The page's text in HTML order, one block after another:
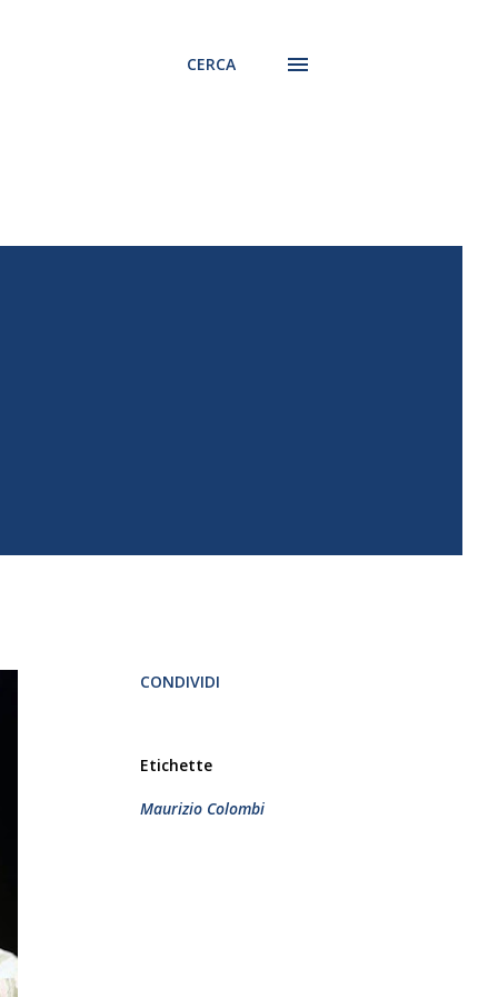
CERCA
CONDIVIDI
Etichette
Maurizio Colombi